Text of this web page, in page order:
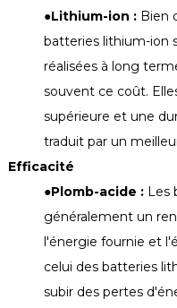
●Lithium-ion : Bien
batteries lithium-ion
réalisées à long
souvent ce coût.
supérieure et une
traduit par un
Efficacité
●Plomb-acide :Les
généralement un
l'énergie fournie et
celui des batteries
subir des pertes